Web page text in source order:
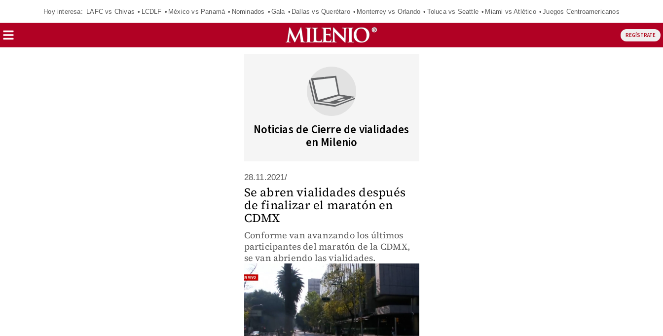
Hoy interesa: LAFC vs Chivas LCDLF México vs Panamá Nominados Gala Dallas vs Querétaro Monterrey vs Orlando Toluca vs Seattle Miami vs Atlético Juegos Centroamericanos
REGÍSTRATE
Noticias de Cierre de vialidades
en Milenio
28.11.2021/
Se abren vialidades después
de finalizar el maratón en
CDMX
Conforme van avanzando los últimos
participantes del maratón de la CDMX,
se van abriendo las vialidades.